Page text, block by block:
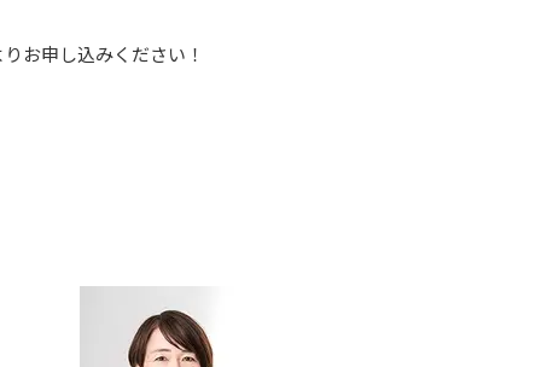
お申し込みください！